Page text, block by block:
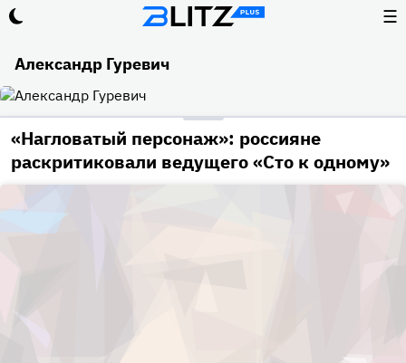
☰
Александр Гуревич
«Нагловатый персонаж»: россияне
раскритиковали ведущего «Сто к одному»